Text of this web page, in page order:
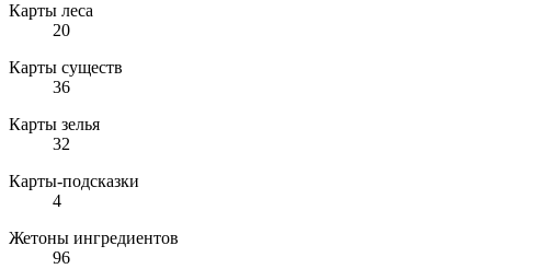
Карты леса
20
Карты существ
36
Карты зелья
32
Карты-подсказки
4
Жетоны ингредиентов
96